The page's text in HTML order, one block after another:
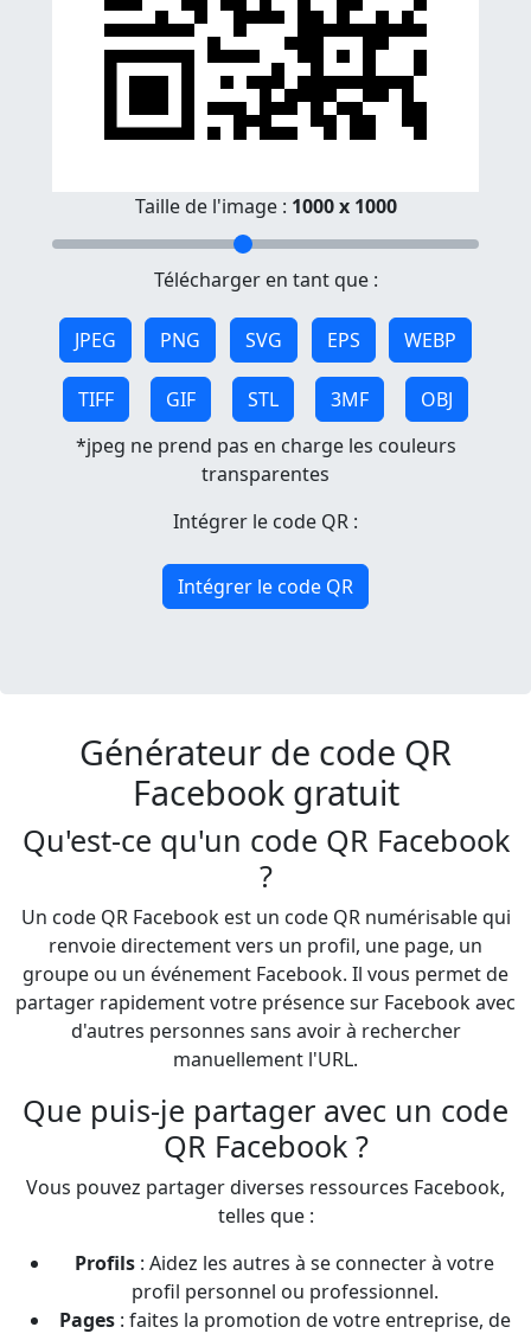
Taille de l'image : 1000 x 1000
Télécharger en tant que :
JPEG PNG SVG EPS WEBP
TIFF GIF STL 3MF
OBJ
*jpeg ne prend pas en charge les couleurs
transparentes
Intégrer le code QR :
Intégrer le code QR
Générateur de code QR
Facebook gratuit
Qu'est-ce qu'un code QR Facebook
?
Un code QR Facebook est un code QR numérisable qui
renvoie directement vers un profil, une page, un
groupe ou un événement Facebook. Il vous permet de
partager rapidement votre présence sur Facebook avec
d'autres personnes sans avoir à rechercher
manuellement l'URL.
Que puis-je partager avec un code
QR Facebook ?
Vous pouvez partager diverses ressources Facebook,
telles que :
Profils : Aidez les autres à se connecter à votre
profil personnel ou professionnel.
Pages: faites la promotion de votre entreprise, de